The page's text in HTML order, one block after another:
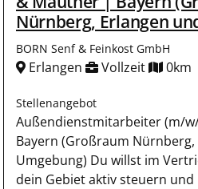
Nürnberg, Erlangen
BORN Senf & Feinkost GmbH
Erlangen Vollzeit 0km
Stellenangebot
Außendienstmitarbeiter (m/
Bayern (Großraum Nürnberg,
Umgebung) Du willst im
dein Gebiet aktiv steuern